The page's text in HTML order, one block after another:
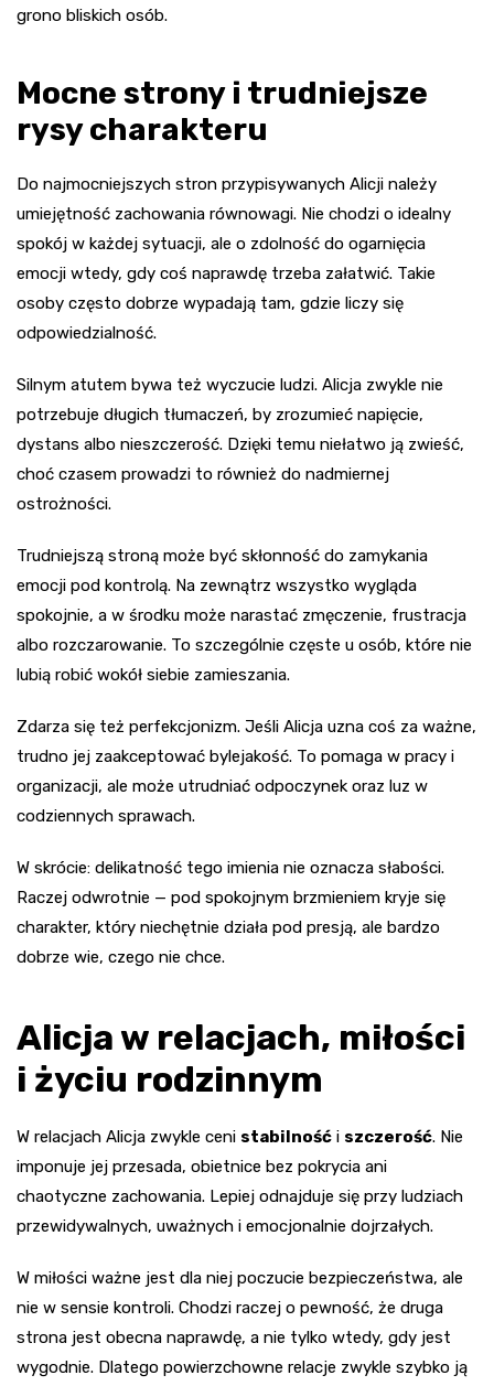
grono bliskich osób.
Mocne strony i trudniejsze
rysy charakteru
Do najmocniejszych stron przypisywanych Alicji należy
umiejętność zachowania równowagi. Nie chodzi o idealny
spokój w każdej sytuacji, ale o zdolność do ogarnięcia
emocji wtedy, gdy coś naprawdę trzeba załatwić. Takie
osoby często dobrze wypadają tam, gdzie liczy się
odpowiedzialność.
Silnym atutem bywa też wyczucie ludzi. Alicja zwykle nie
potrzebuje długich tłumaczeń, by zrozumieć napięcie,
dystans albo nieszczerość. Dzięki temu niełatwo ją zwieść,
choć czasem prowadzi to również do nadmiernej
ostrożności.
Trudniejszą stroną może być skłonność do zamykania
emocji pod kontrolą. Na zewnątrz wszystko wygląda
spokojnie, a w środku może narastać zmęczenie, frustracja
albo rozczarowanie. To szczególnie częste u osób, które nie
lubią robić wokół siebie zamieszania.
Zdarza się też perfekcjonizm. Jeśli Alicja uzna coś za ważne,
trudno jej zaakceptować bylejakość. To pomaga w pracy i
organizacji, ale może utrudniać odpoczynek oraz luz w
codziennych sprawach.
W skrócie: delikatność tego imienia nie oznacza słabości.
Raczej odwrotnie — pod spokojnym brzmieniem kryje się
charakter, który niechętnie działa pod presją, ale bardzo
dobrze wie, czego nie chce.
Alicja w relacjach, miłości
i życiu rodzinnym
W relacjach Alicja zwykle ceni stabilność i szczerość. Nie
imponuje jej przesada, obietnice bez pokrycia ani
chaotyczne zachowania. Lepiej odnajduje się przy ludziach
przewidywalnych, uważnych i emocjonalnie dojrzałych.
W miłości ważne jest dla niej poczucie bezpieczeństwa, ale
nie w sensie kontroli. Chodzi raczej o pewność, że druga
strona jest obecna naprawdę, a nie tylko wtedy, gdy jest
wygodnie. Dlatego powierzchowne relacje zwykle szybko ją